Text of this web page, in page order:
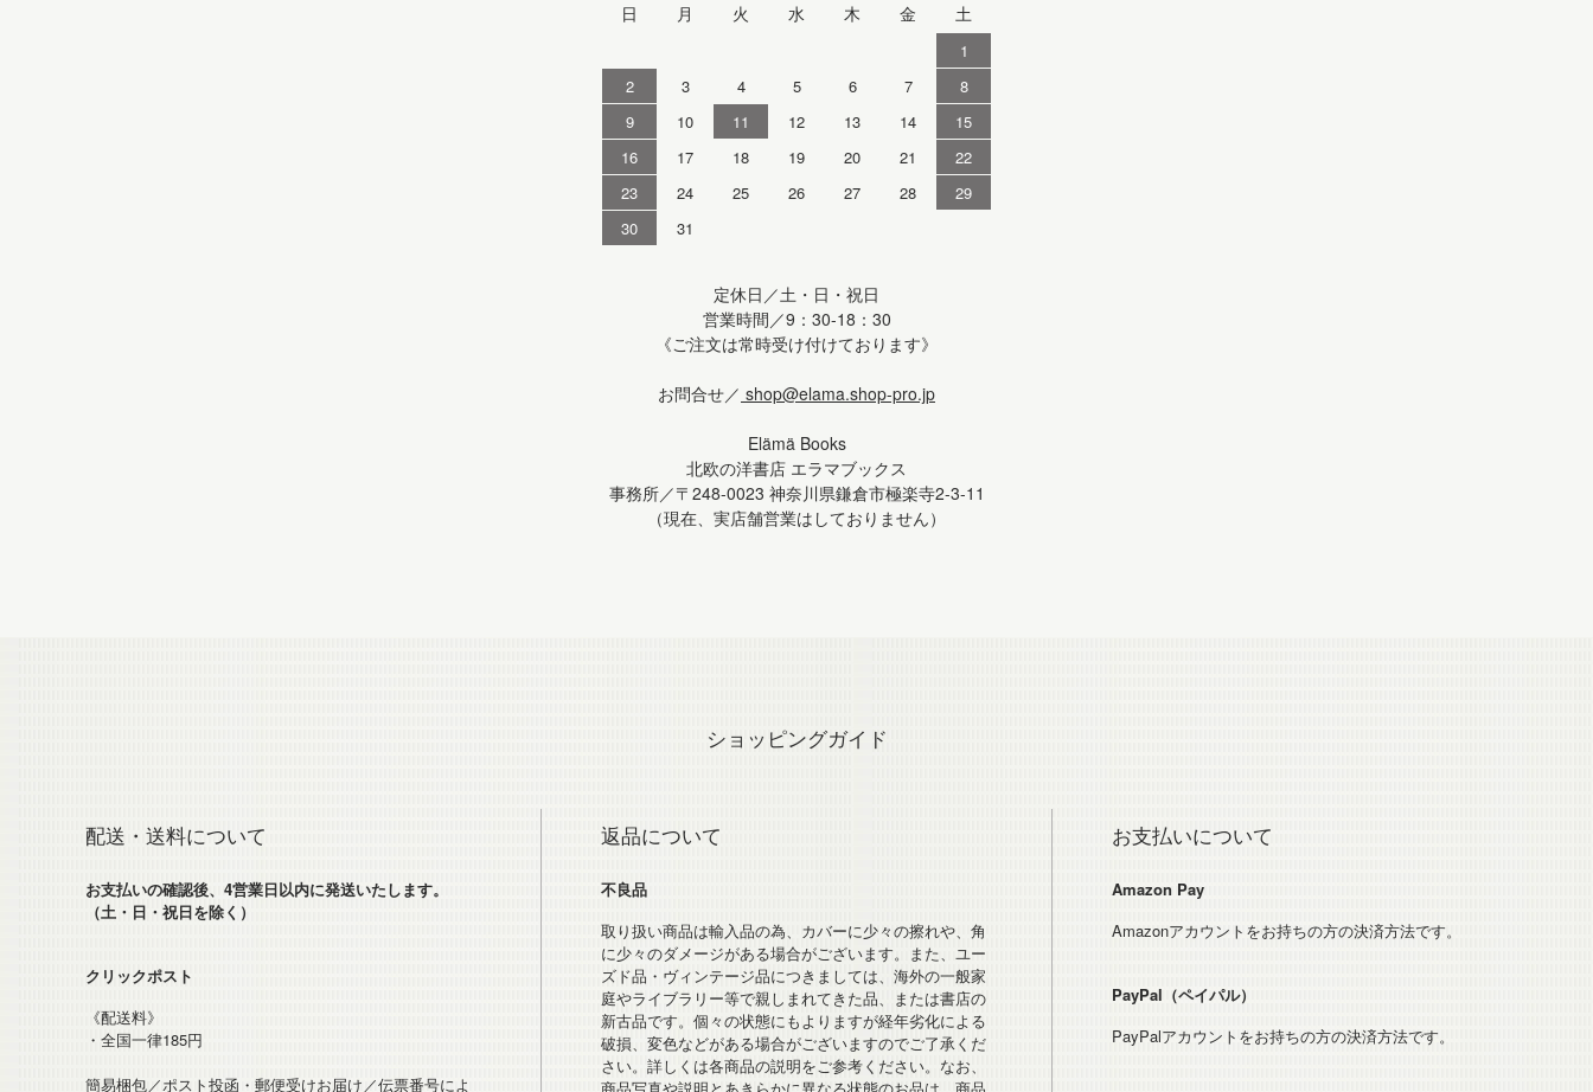
日 月 火 水 木 金 土
1
2
3 4 5 6 7
8
9
10 11 12 13 14
15
16
17 18 19 20 21
22
23
24 25 26 27 28
29
30
31
定休日／土・日・祝日
営業時間／9：30-18：30
《ご注文は常時受け付けております》
お問合せ／ shop@elama.shop-pro.jp
Elämä Books
北欧の洋書店 エラマブックス
事務所／〒248-0023 神奈川県鎌倉市極楽寺2-3-11
（現在、実店舗営業はしておりません）
ショッピングガイド
配送・送料について
お支払いの確認後、4営業日以内に発送いたします。
（土・日・祝日を除く）
クリックポスト
《配送料》
・全国一律185円
簡易梱包／ポスト投函・郵便受けお届け／伝票番号によ
返品について
不良品
取り扱い商品は輸入品の為、カバーに少々の擦れや、角
に少々のダメージがある場合がございます。また、ユー
ズド品・ヴィンテージ品につきましては、海外の一般家
庭やライブラリー等で親しまれてきた品、または書店の
新古品です。個々の状態にもよりますが経年劣化による
破損、変色などがある場合がございますのでご了承くだ
さい。詳しくは各商品の説明をご参考ください。なお、
お支払いについて
Amazon Pay
Amazonアカウントをお持ちの方の決済方法です。
PayPal（ペイパル）
PayPalアカウントをお持ちの方の決済方法です。